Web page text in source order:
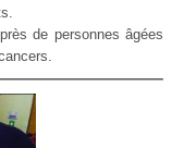
de personnes âgées